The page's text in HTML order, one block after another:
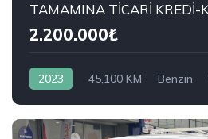
2.200.000₺
2023 45,100 KM Benzin